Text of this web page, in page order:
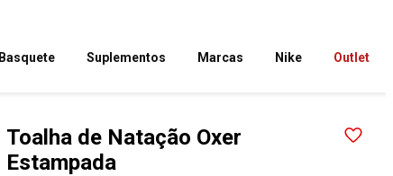
Basquete Suplementos Marcas Nike Outlet
Toalha de Natação Oxer
Estampada